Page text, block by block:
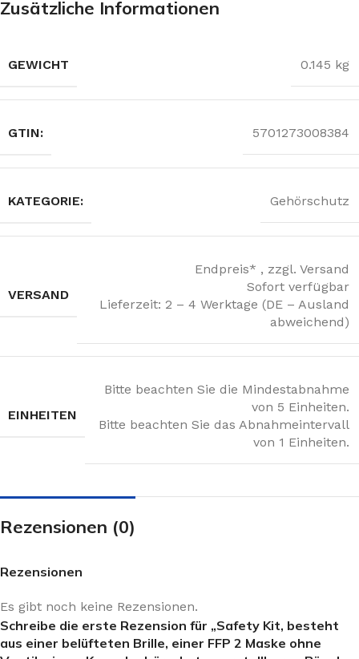
Zusätzliche Informationen
GEWICHT 0.145 kg
GTIN: 5701273008384
KATEGORIE: Gehörschutz
VERSAND
Endpreis* , zzgl. Versand
Sofort verfügbar
Lieferzeit: 2 – 4 Werktage (DE – Ausland
abweichend)
EINHEITEN
Bitte beachten Sie die Mindestabnahme
von 5 Einheiten.
Bitte beachten Sie das Abnahmeintervall
von 1 Einheiten.
Rezensionen (0)
Rezensionen
Es gibt noch keine Rezensionen.
Schreibe die erste Rezension für „Safety Kit, besteht
aus einer belüfteten Brille, einer FFP 2 Maske ohne